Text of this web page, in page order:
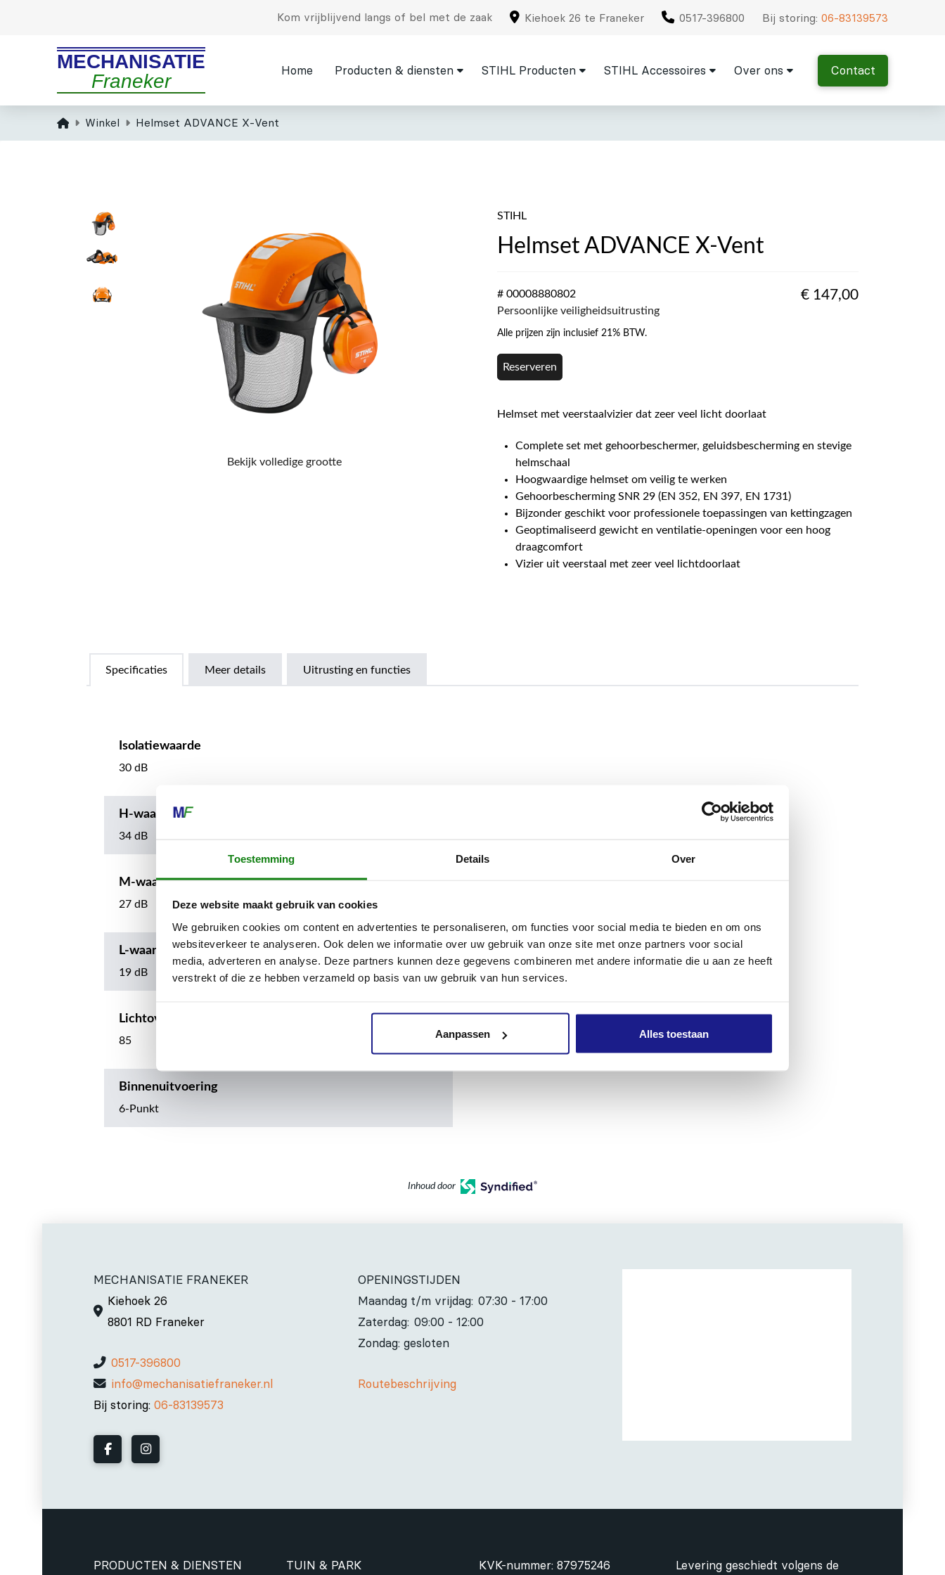
Toestemming Details Over
Deze website maakt gebruik van cookies
We gebruiken cookies om content en advertenties te personaliseren, om functies voor social media te bieden en om ons
websiteverkeer te analyseren. Ook delen we informatie over uw gebruik van onze site met onze partners voor social
media, adverteren en analyse. Deze partners kunnen deze gegevens combineren met andere informatie die u aan ze heeft
verstrekt of die ze hebben verzameld op basis van uw gebruik van hun services.
Aanpassen Alles toestaan
Kom vrijblijvend langs of bel met de zaak Kiehoek 26 te Franeker 0517-396800 Bij storing:06-83139573
MECHANISATIE
Franeker
Home Producten & diensten STIHL Producten STIHL Accessoires Over ons Contact
HomeWinkel Helmset ADVANCE X-Vent
Bekijk volledige grootte
STIHL
Helmset ADVANCE X-Vent
# 00008880802
Persoonlijke veiligheidsuitrusting
€ 147,00
Alle prijzen zijn inclusief 21% BTW.
Reserveren
Helmset met veerstaalvizier dat zeer veel licht doorlaat
Complete set met gehoorbeschermer, geluidsbescherming en stevige
helmschaal
Hoogwaardige helmset om veilig te werken
Gehoorbescherming SNR 29 (EN 352, EN 397, EN 1731)
Bijzonder geschikt voor professionele toepassingen van kettingzagen
Geoptimaliseerd gewicht en ventilatie-openingen voor een hoog
draagcomfort
Vizier uit veerstaal met zeer veel lichtdoorlaat
Specificaties Meer details Uitrusting en functies
Isolatiewaarde
30 dB
H-waarde
34 dB
M-waarde
27 dB
L-waarde
19 dB
Lichtoverdracht
85
Binnenuitvoering
6-Punkt
Inhoud door
MECHANISATIE FRANEKER
Kiehoek 26
8801 RD Franeker
0517-396800
info@mechanisatiefraneker.nl
Bij storing:06-83139573
OPENINGSTIJDEN
Maandag t/m vrijdag: 07:30 - 17:00
Zaterdag: 09:00 - 12:00
Zondag: gesloten
Routebeschrijving
PRODUCTEN & DIENSTEN TUIN & PARK KVK-nummer: 87975246 Levering geschiedt volgens de